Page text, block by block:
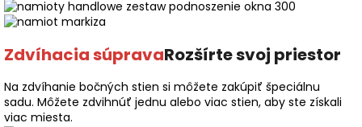
Zdvíhacia súpravaRozšírte svoj priestor
Na zdvíhanie bočných stien si môžete zakúpiť špeciálnu
sadu. Môžete zdvihnúť jednu alebo viac stien, aby ste získali
viac miesta.